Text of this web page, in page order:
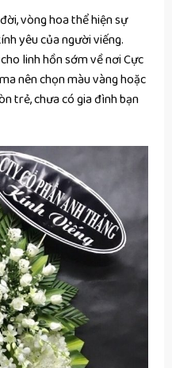
vòng hoa thể hiện sự
yêu của người viếng.
linh hồn sớm về nơi Cực
nên chọn màu vàng hoặc
trẻ, chưa có gia đình bạn